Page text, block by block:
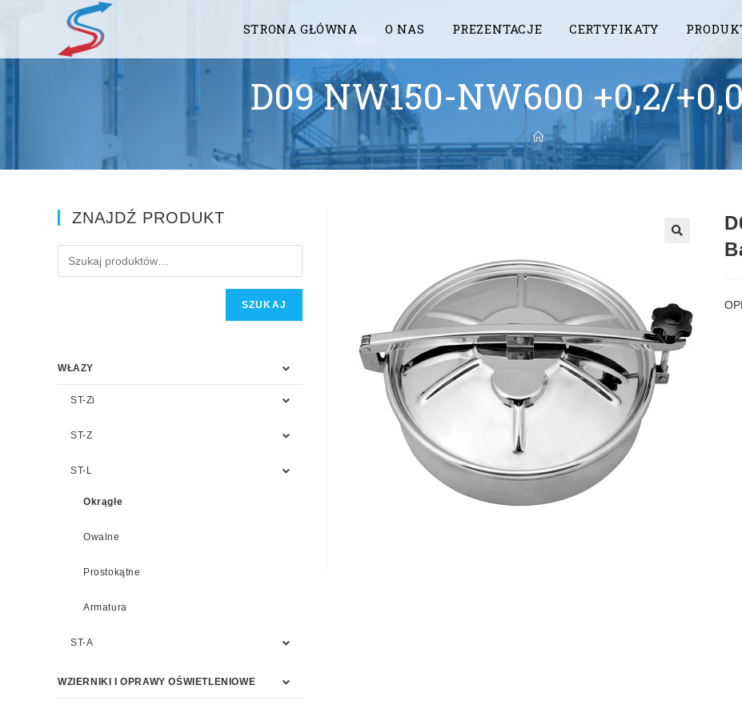
STRONA GŁÓWNA O NAS PREZENTACJE CERTYFIKATY
D09 NW150-NW600 +0,2/
ZNAJDŹ PRODUKT
SZUKAJ
WŁAZY
ST-Zi
ST-Z
ST-L
Okrągłe
Owalne
Prostokątne
Armatura
ST-A
WZIERNIKI I OPRAWY OŚWIETLENIOWE